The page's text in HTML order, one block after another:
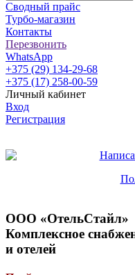
Сводный прайс
Турбо-магазин
Контакты
Перезвонить
WhatsApp
+375 (29) 134-29-68
+375 (17) 258-00-59
Личный кабинет
Вход
Регистрация
ООО «ОтельСтайл»
Комплексное
и отелей